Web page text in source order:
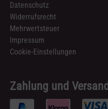
Datenschutz
Widerrufsrecht
Mehrwertsteuer
Impressum
Cookie-Einstellungen
Zahlung und Versand